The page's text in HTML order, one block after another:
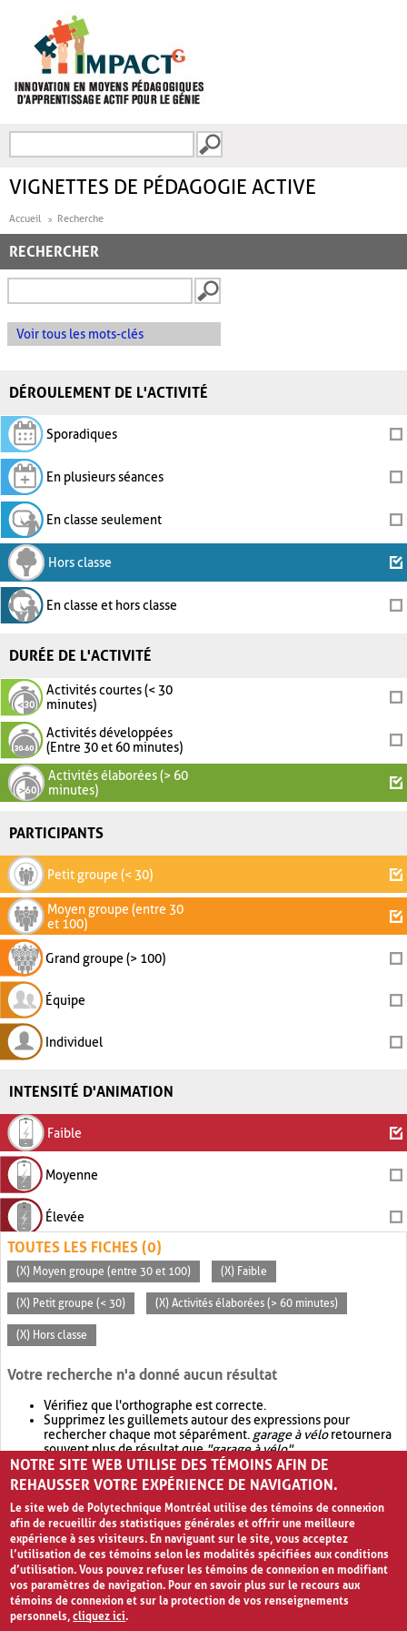
FORMULAIRE DE
VIGNETTES DE PÉDAGOGIE ACTIVE
Accueil Recherche
RECHERCHER
Voir tous les mots-clés
DÉROULEMENT DE L'ACTIVITÉ
Sporadiques
En plusieurs séances
En classe seulement
Hors classe
En classe et hors classe
DURÉE DE L'ACTIVITÉ
Activités courtes (< 30
minutes)
Activités développées
(Entre 30 et 60 minutes)
Activités élaborées (> 60
minutes)
PARTICIPANTS
Petit groupe (< 30)
Moyen groupe (entre 30
et 100)
Grand groupe (> 100)
Équipe
Individuel
INTENSITÉ D'ANIMATION
Faible
Moyenne
Élevée
TOUTES LES FICHES (0)
(X) Moyen groupe (entre 30 et 100) (X) Faible
(X) Petit groupe (< 30) (X) Activités élaborées (> 60 minutes)
(X) Hors classe
Votre recherche n'a donné aucun résultat
Vérifiez que l'orthographe est correcte.
Supprimez les guillemets autour des expressions pour
rechercher chaque mot séparément. garage à véloretournera
souvent plus de résultat que"garage à vélo".
Envisagez d'élargir votre recherche avec OR.garage OR vélo
retournera souvent plus de résultat quegarage à vélo
NOTRE SITE WEB UTILISE DES TÉMOINS AFIN DE
REHAUSSER VOTRE EXPÉRIENCE DE NAVIGATION.
Le site web de Polytechnique Montréal utilise des témoins de connexion
afin de recueillir des statistiques générales et offrir une meilleure
expérience à ses visiteurs. En naviguant sur le site, vous acceptez
l’utilisation de ces témoins selon les modalités spécifiées aux conditions
d’utilisation. Vous pouvez refuser les témoins de connexion en modifiant
vos paramètres de navigation. Pour en savoir plus sur le recours aux
témoins de connexion et sur la protection de vos renseignements
personnels,cliquez ici.